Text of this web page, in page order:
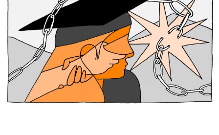
Mission colossale, budget minuscule :
Rencontrez le responsable de l'égalité des sexes
dans le nord d’Haïti